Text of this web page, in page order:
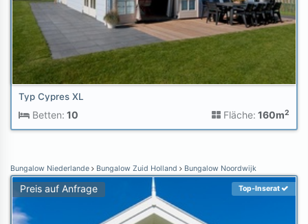
Typ Cypres XL
Betten: 10 Fläche: 160m2
Bungalow Niederlande Bungalow Zuid Holland Bungalow Noordwijk
Preis auf Anfrage Top-Inserat